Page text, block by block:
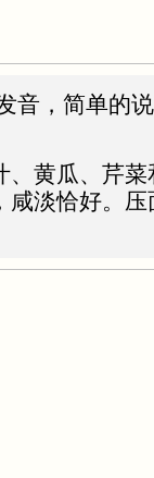
音，简单的
黄瓜、芹
淡恰好。